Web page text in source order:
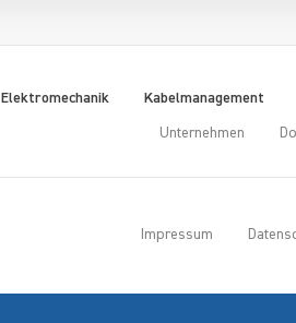
Elektromechanik Kabelmanagement
Unternehmen
Impressum